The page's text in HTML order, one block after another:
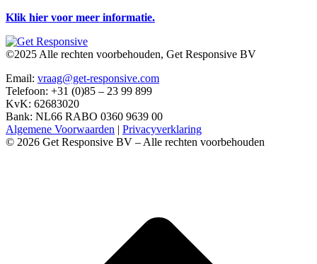
Klik hier voor meer informatie.
©2025 Alle rechten voorbehouden, Get Responsive BV
Email: vraag@get-responsive.com
Telefoon: +31 (0)85 – 23 99 899
KvK: 62683020
Bank: NL66 RABO 0360 9639 00
Algemene Voorwaarden | Privacyverklaring
© 2026 Get Responsive BV – Alle rechten voorbehouden